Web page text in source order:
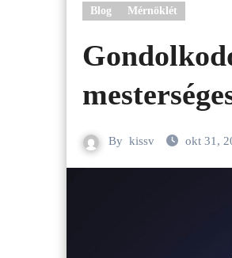
Blog Mérnöklét
By kissv okt 31,